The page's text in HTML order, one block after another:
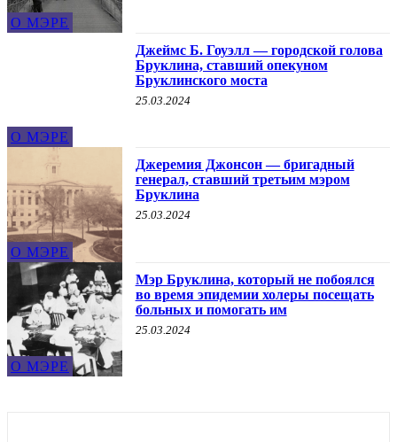
О МЭРЕ
О МЭРЕ
Джеймс Б. Гоуэлл — городской голова
Бруклина, ставший опекуном
Бруклинского моста
25.03.2024
О МЭРЕ
Джеремия Джонсон — бригадный
генерал, ставший третьим мэром
Бруклина
25.03.2024
О МЭРЕ
Мэр Бруклина, который не побоялся
во время эпидемии холеры посещать
больных и помогать им
25.03.2024